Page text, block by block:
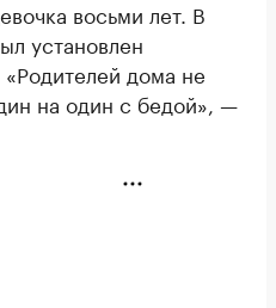
восьми лет. В
установлен
дома не
на один с бедой», —